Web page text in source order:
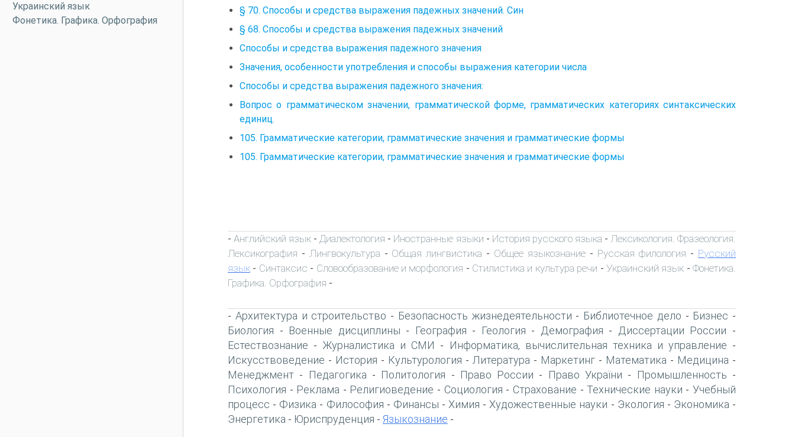
Украинский язык
Фонетика. Графика. Орфография
§ 70. Способы и средства выражения падежных значений. Син
§ 68. Способы и средства выражения падежных значений
Способы и средства выражения падежного значения
Значения, особенности употребления и способы выражения категории числа
Способы и средства выражения падежного значения:
Вопрос о грамматическом значении, грамматической форме, грамматических категориях синтаксических
единиц.
105. Грамматические категории, грамматические значения и грамматические формы
105. Грамматические категории, грамматические значения и грамматические формы
-Английский язык - Диалектология - Иностранные языки - История русского языка - Лексикология. Фразеология.
Лексикография - Лингвокультура - Общая лингвистика - Общее языкознание- Русская филология - Русский
язык - Синтаксис - Словообразование и морфология - Стилистика и культура речи - Украинский язык - Фонетика.
Графика. Орфография -
- Архитектура и строительство - Безопасность жизнедеятельности - Библиотечное дело - Бизнес -
Биология - Военные дисциплины - География - Геология - Демография - Диссертации России -
Естествознание - Журналистика и СМИ - Информатика, вычислительная техника и управление -
Искусствоведение - История - Культурология - Литература - Маркетинг - Математика - Медицина -
Менеджмент - Педагогика - Политология - Право России - Право України - Промышленность -
Психология - Реклама - Религиоведение - Социология - Страхование -Технические науки -Учебный
процесс - Физика - Философия - Финансы - Химия - Художественные науки - Экология - Экономика -
Энергетика - Юриспруденция - Языкознание -